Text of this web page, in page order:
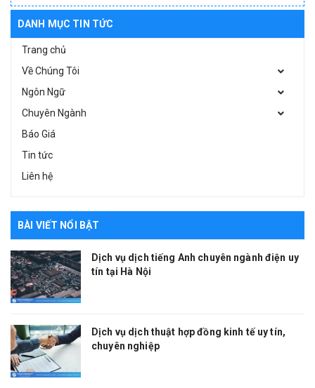
DANH MỤC TIN TỨC
Trang chủ
Về Chúng Tôi
Ngôn Ngữ
Chuyên Ngành
Báo Giá
Tin tức
Liên hệ
BÀI VIẾT NỔI BẬT
Dịch vụ dịch tiếng Anh chuyên ngành điện uy
tín tại Hà Nội
Dịch vụ dịch thuật hợp đồng kinh tế uy tín,
chuyên nghiệp